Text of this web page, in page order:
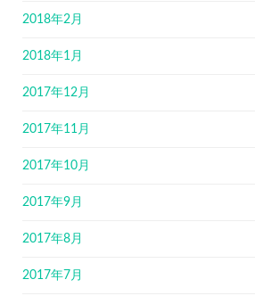
2018年2月
2018年1月
2017年12月
2017年11月
2017年10月
2017年9月
2017年8月
2017年7月